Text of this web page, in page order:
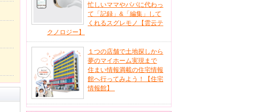
忙しいママやパパに代わっ
て「記録」&「編集」して
くれるスグレモノ【雲云テ
クノロジー】
１つの店舗で土地探しから
夢のマイホーム実現まで
住まい情報満載の住宅情報
館へ行ってみよう！【住宅
情報館】